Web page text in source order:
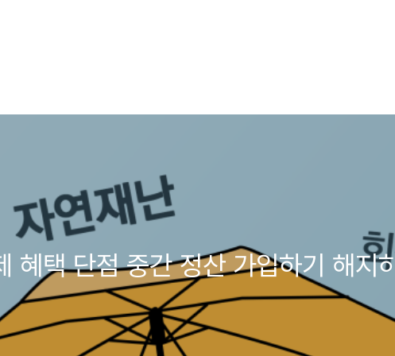
혜택 단점 중간 정산 가입하기 해지